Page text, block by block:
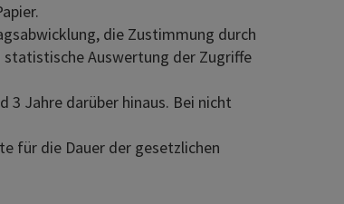
die Zustimmung durch
Auswertung der Zugriffe
3 Jahre darüber hinaus. Bei nicht
für die Dauer der gesetzlichen